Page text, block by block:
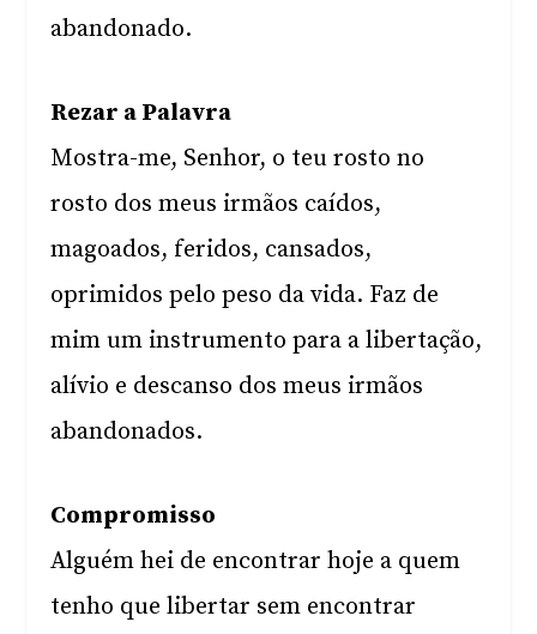
abandonado.
Rezar a Palavra
Mostra-me, Senhor, o teu rosto no
rosto dos meus irmãos caídos,
magoados, feridos, cansados,
oprimidos pelo peso da vida. Faz de
mim um instrumento para a libertação,
alívio e descanso dos meus irmãos
abandonados.
Compromisso
Alguém hei de encontrar hoje a quem
tenho que libertar sem encontrar